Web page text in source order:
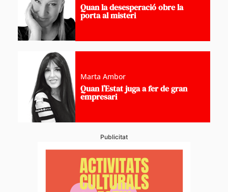
Quan la desesperació obre la
porta al misteri
Marta Ambor
Quan l’Estat juga a fer de gran
empresari
Publicitat